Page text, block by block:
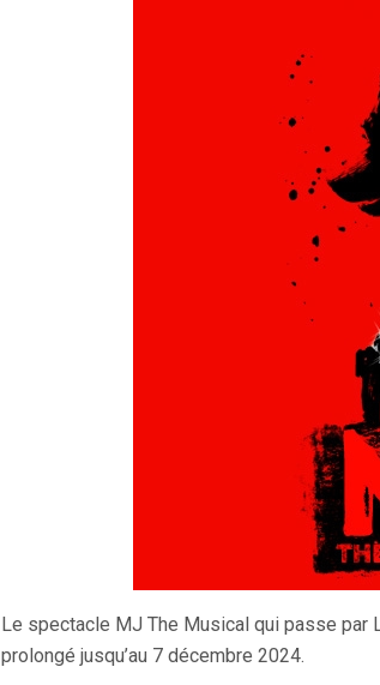
Le spectacle MJ The Musical qui passe par
prolongé jusqu’au 7 décembre 2024.